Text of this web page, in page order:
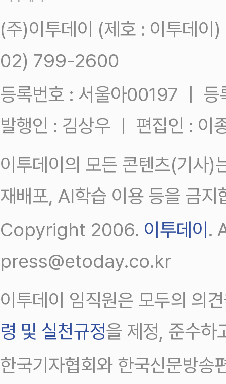
(주)이투데이 (제호 : 이투데
02) 799-2600
등록번호 : 서울아00197 ㅣ
발행인 : 김상우 ㅣ 편집인 : 이
이투데이의 모든 콘텐츠(기사)
재배포, AI학습 이용 등을 금지
Copyright 2006. 이투데이.
press@etoday.co.kr
이투데이 임직원은 모두의 의
령 및 실천규정을 제정, 준수하
한국기자협회와 한국신문방송